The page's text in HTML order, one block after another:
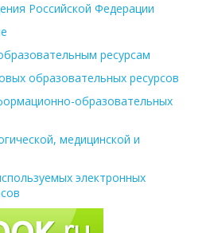
Российской Федерации
ресурсам
образовательных ресурсов
образовательных
медицинской и
электронных